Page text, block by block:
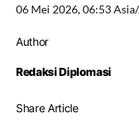
06 Mei 2026, 06:53
Author
Redaksi Diplomasi
Share Article